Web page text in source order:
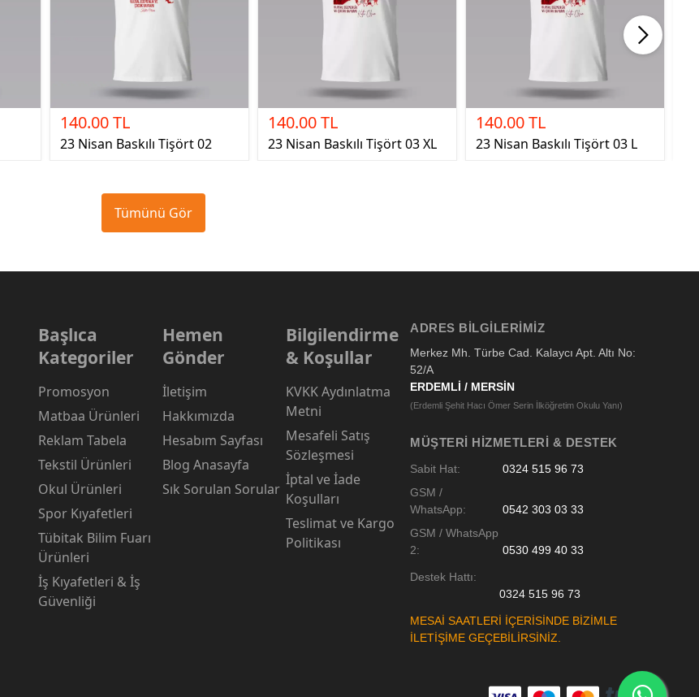
140.00 TL
23 Nisan Baskılı Tişört 02
140.00 TL
23 Nisan Baskılı Tişört 03 XL
140.00 TL
23 Nisan Baskılı Tişört 03 L
Tümünü Gör
Başlıca
Kategoriler
Promosyon
Matbaa Ürünleri
Reklam Tabela
Tekstil Ürünleri
Okul Ürünleri
Spor Kıyafetleri
Tübitak Bilim Fuarı
Ürünleri
İş Kıyafetleri & İş
Güvenliği
Hemen
Gönder
İletişim
Hakkımızda
Hesabım Sayfası
Blog Anasayfa
Sık Sorulan Sorular
Bilgilendirme
& Koşullar
KVKK Aydınlatma
Metni
Mesafeli Satış
Sözleşmesi
İptal ve İade
Koşulları
Teslimat ve Kargo
Politikası
ADRES BILGILERIMIZ
Merkez Mh. Türbe Cad. Kalaycı Apt. Altı No:
52/A
ERDEMLİ / MERSİN
(Erdemli Şehit Hacı Ömer Serin İlköğretim Okulu Yanı)
MÜŞTERI HIZMETLERI & DESTEK
Sabit Hat:
0324 515 96 73
GSM /
WhatsApp:
0542 303 03 33
GSM / WhatsApp
2:
0530 499 40 33
Destek Hattı:
0324 515 96 73
MESAİ SAATLERİ İÇERİSİNDE BİZİMLE
İLETİŞİME GEÇEBİLİRSİNİZ.